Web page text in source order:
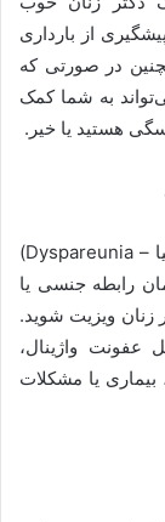
از بارداری
در صورتی که
زنان می‌تواند به شما کمک
هستید یا خیر.
داشتن مقاربت جنسی دردناک (بیماری دیسپارونیا – Dyspareunia)
رابطه جنسی یا
زنان ویزیت شوید.
عفونت واژینال،
بیماری یا مشکلات